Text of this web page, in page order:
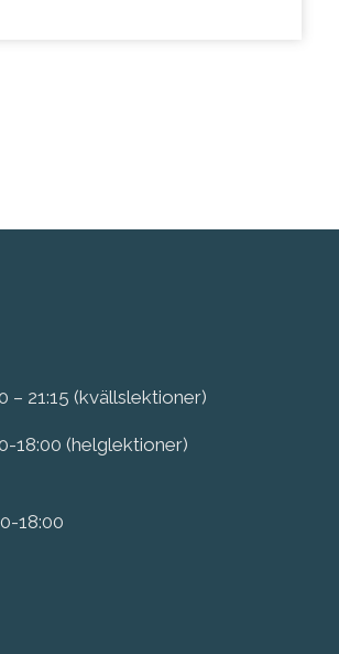
– 21:15 (kvällslektioner)
18:00 (helglektioner)
18:00